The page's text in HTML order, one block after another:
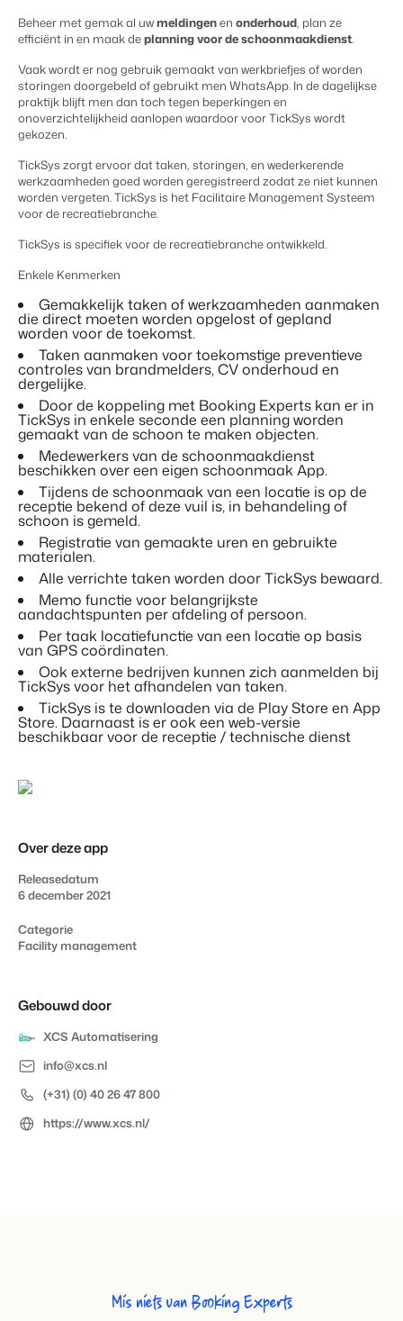
Business Intelligence
Eigenaren Management
Bied transparantie aan eigenaren.
Website Integratie
Heb je al een website? Integratie is mogelijk.
Klaar om te groeien?
BEX CMS
Verhuurwebsite
Breng je merk tot leven met onze websitebouwer.
Vastgoedwebsite
Genereer leads voor jouw verkoopobjecten.
BEX Linguist
Begroet gasten in hun eigen taal.
Marketing
Online Marketing
De krachtige combinatie van branding en performance marketing
Recreatief Vastgoedmarketing
Jouw project uitverkocht in een mum van tijd.
Booking Analytics
Premium BI Tool.
BEX Overzicht
Ontdek de eindeloze mogelijkheden van het Booking
Voor Vakantieparken
Ontdek de voordelen van Booking Experts voor
Ontdek de voordelen van Booking Experts voor Concerns &
Campings
Concerns & Groepen
Ketens en individuele merken.
Verhuurorganisaties
Exclusieve verhuur en resellers.
Projectontwikkelaars
Vastgoed en nieuwbouwprojecten.
Kleinschalige recreatiebedrijven
Vakantieboerderijen, appartementen en boetiekhotels
Dankzij Booking Experts
kunnen we ons volledig
focussen op gastvrijheid!
Gijs Meerdink
welcome.in
Blog
Lees over trends in de sector en krijg tips.
Ervaringen
Ervaringen van onze gebruikers.
Kom in contact
Customer Success
Developers
Overstappen naar BEX
Klaar om te groeien?
Partners
Samen transformeren wij de recreatiebranche.
Onboarding
Samen van start. Vandaag nog.
Events
Van thema trainingen tot kennisevents.
Trust Center
Vertrouwen bij Booking Experts
Over ons
Customer Success Team
Krijg antwoord op jouw vragen
Vind jouw nieuwe droombaan
Neem contact op
Over ons
Leer de mensen achter Booking Experts kennen
Voor campings
Overstappen naar BEX
Login
Prijzen
NL
Integreer met elk CMS
Facility Management
Stroomlijn je processen
Revenue Management
Optimaliseer jouw prijsbeleid
Compliance
Boekhouding
Houd de boeken in balans
Kassasystemen
Communicatie
Organiseer je gastcommunicatie
Energiesystemen
Houd het energieverbruik in de gaten
Mis je een app?
APPS
Neem contact op met onze
consultants om te zien wat er
mogelijk is.
Neem contact op
Contact sales Request demo
Beheer met gemak al uwmeldingenen onderhoud , plan ze
efficiënt in en maak deplanning voor de schoonmaakdienst
Vaak wordt er nog gebruik gemaakt van werkbriefjes of worden
storingen doorgebeld of gebruikt men WhatsApp. In de dagelijkse
praktijk blijft men dan toch tegen beperkingen en
onoverzichtelijkheid aanlopen waardoor voor TickSys wordt
gekozen.
TickSys zorgt ervoor dat taken, storingen, en wederkerende
werkzaamheden goed worden geregistreerd zodat ze niet kunnen
worden vergeten. TickSys is het Facilitaire Management Systeem
voor de recreatiebranche.
TickSys is specifiek voor de recreatiebranche ontwikkeld.
Enkele Kenmerken
Gemakkelijk taken of werkzaamheden aanmaken
die direct moeten worden opgelost of gepland
worden voor de toekomst.
Taken aanmaken voor toekomstige preventieve
controles van brandmelders, CV onderhoud en
dergelijke.
Door de koppeling met Booking Experts kan er in
TickSys in enkele seconde een planning worden
gemaakt van de schoon te maken objecten.
Medewerkers van de schoonmaakdienst
beschikken over een eigen schoonmaak App.
Tijdens de schoonmaak van een locatie is op de
receptie bekend of deze vuil is, in behandeling of
schoon is gemeld.
Registratie van gemaakte uren en gebruikte
materialen.
Alle verrichte taken worden door TickSys bewaard.
Memo functie voor belangrijkste
aandachtspunten per afdeling of persoon.
Per taak locatiefunctie van een locatie op basis
van GPS coördinaten.
Ook externe bedrijven kunnen zich aanmelden bij
TickSys voor het afhandelen van taken.
TickSys is te downloaden via de Play Store en App
Store. Daarnaast is er ook een web-versie
beschikbaar voor de receptie / technische dienst
Over deze app
Releasedatum
6 december 2021
Categorie
Facility management
Gebouwd door
XCS Automatisering
info@xcs.nl
(+31) (0) 40 26 47 800
https://www.xcs.nl/
Mis niets van Booking Experts